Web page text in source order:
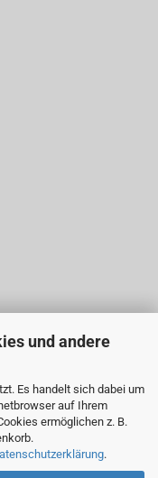
und andere
Es handelt sich dabei um
auf Ihrem
ermöglichen z. B.
.